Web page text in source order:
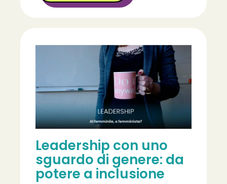
Leadership con uno
sguardo di genere: da
potere a inclusione